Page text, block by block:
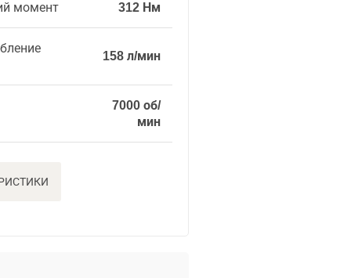
момент 312 Нм
158 л/мин
7000 об/
мин